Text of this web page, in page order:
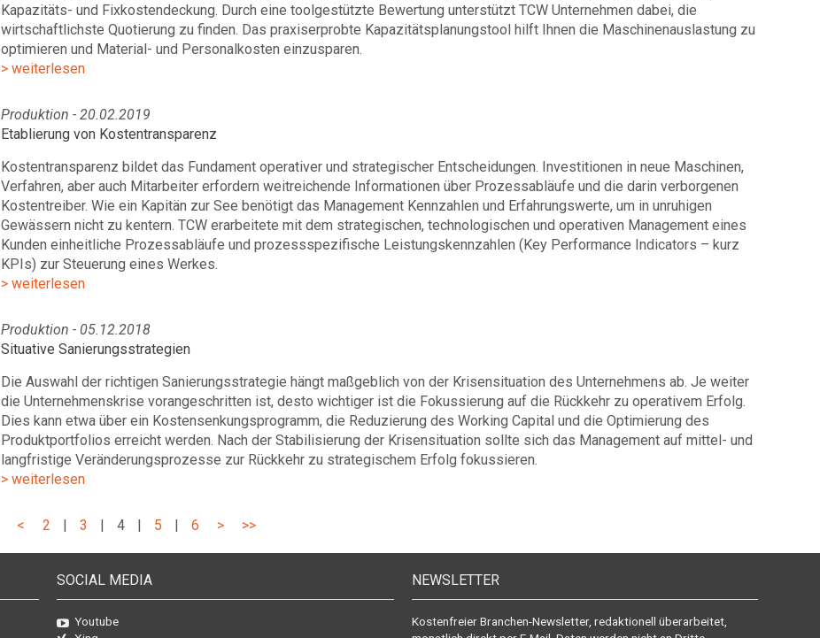
Kapazitäts- und Fixkostendeckung. Durch eine toolgestützte Bewertung unterstützt TCW Unternehmen dabei, die
wirtschaftlichste Quotierung zu finden. Das praxiserprobte Kapazitätsplanungstool hilft Ihnen die Maschinenauslastung zu
optimieren und Material- und Personalkosten einzusparen.
> weiterlesen
Produktion - 20.02.2019
Etablierung von Kostentransparenz
Kostentransparenz bildet das Fundament operativer und strategischer Entscheidungen. Investitionen in neue Maschinen,
Verfahren, aber auch Mitarbeiter erfordern weitreichende Informationen über Prozessabläufe und die darin verborgenen
Kostentreiber. Wie ein Kapitän zur See benötigt das Management Kennzahlen und Erfahrungswerte, um in unruhigen
Gewässern nicht zu kentern. TCW erarbeitete mit dem strategischen, technologischen und operativen Management eines
Kunden einheitliche Prozessabläufe und prozessspezifische Leistungskennzahlen (Key Performance Indicators – kurz
KPIs) zur Steuerung eines Werkes.
> weiterlesen
Produktion - 05.12.2018
Situative Sanierungsstrategien
Die Auswahl der richtigen Sanierungsstrategie hängt maßgeblich von der Krisensituation des Unternehmens ab. Je weiter
die Unternehmenskrise vorangeschritten ist, desto wichtiger ist die Fokussierung auf die Rückkehr zu operativem Erfolg.
Dies kann etwa über ein Kostensenkungsprogramm, die Reduzierung des Working Capital und die Optimierung des
Produktportfolios erreicht werden. Nach der Stabilisierung der Krisensituation sollte sich das Management auf mittel- und
langfristige Veränderungsprozesse zur Rückkehr zu strategischem Erfolg fokussieren.
> weiterlesen
< 2 | 3 | 4 | 5 | 6 > >>
SOCIAL MEDIA
Youtube
NEWSLETTER
Kostenfreier Branchen-Newsletter, redaktionell überarbeitet,